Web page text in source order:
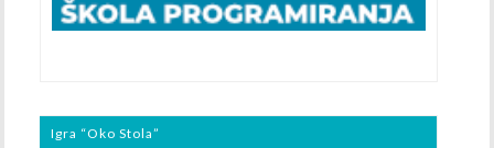
Igra “Oko Stola”